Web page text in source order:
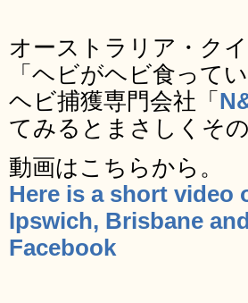
オーストラリア・ク
「ヘビがヘビ食って
ヘビ捕獲専門会社「
てみるとまさしくそ
動画はこちらから。
Here is a short video
Ipswich, Brisbane
Facebook